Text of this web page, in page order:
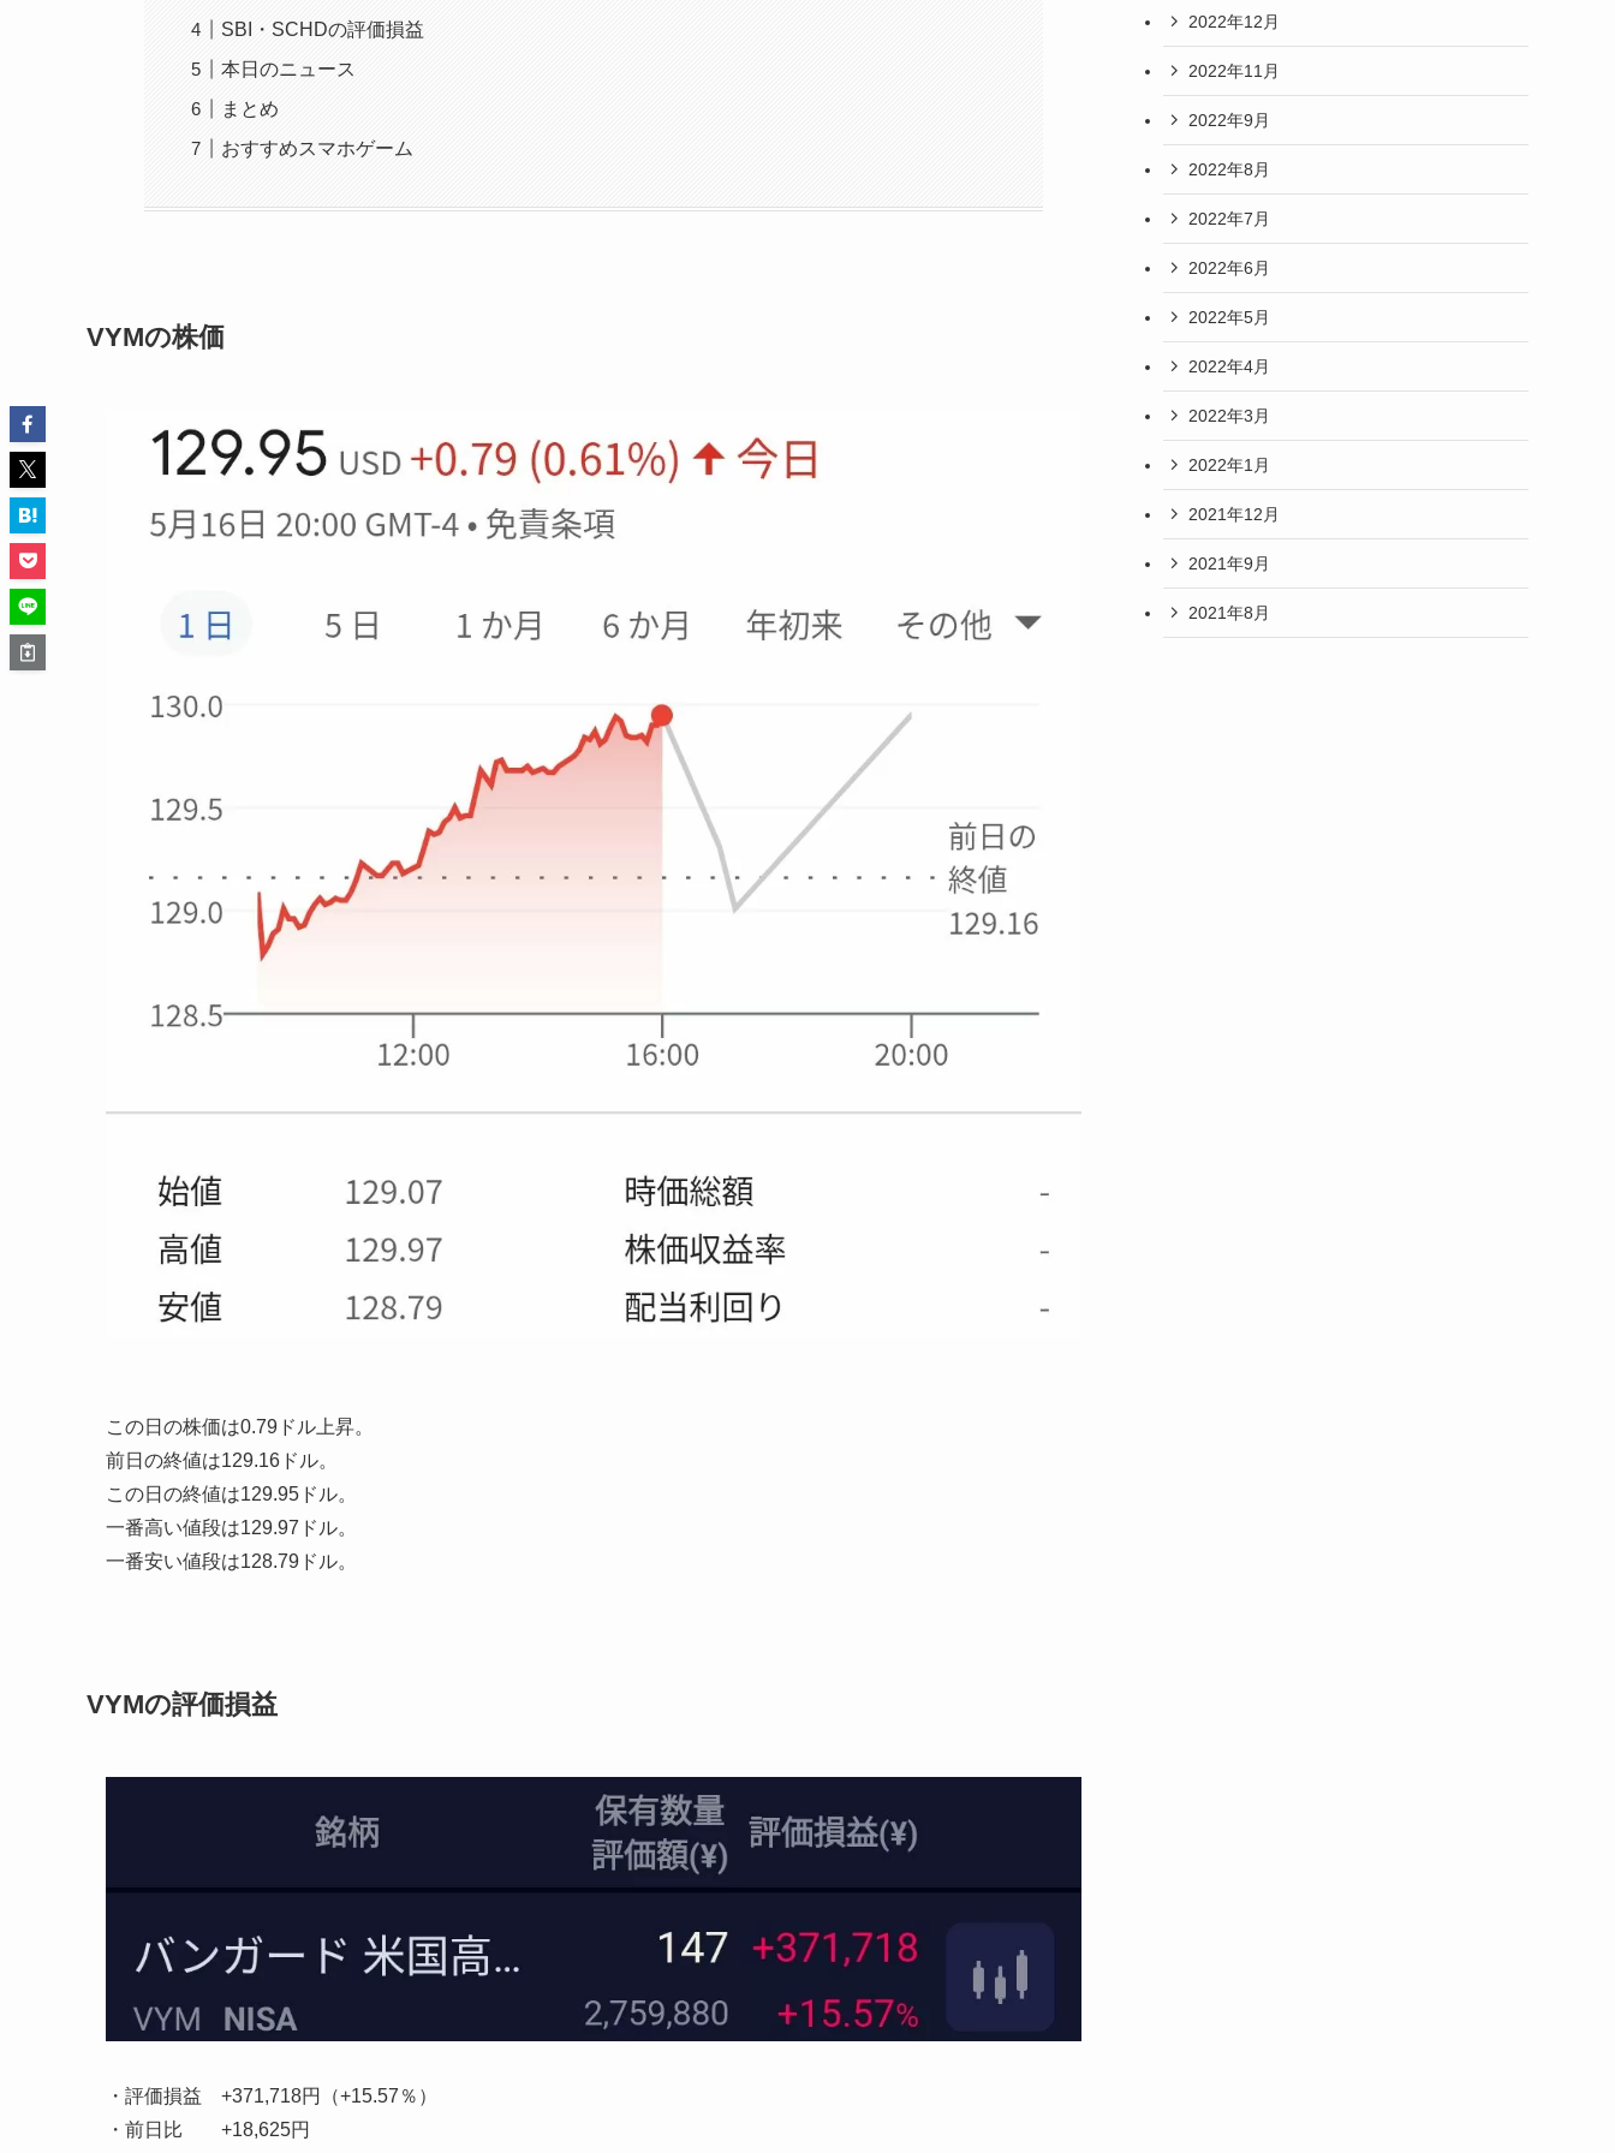
SBI・SCHDの評価損益
本日のニュース
まとめ
おすすめスマホゲーム
VYMの株価
この日の株価は0.79ドル上昇。
前日の終値は129.16ドル。
この日の終値は129.95ドル。
一番高い値段は129.97ドル。
一番安い値段は128.79ドル。
VYMの評価損益
・評価損益 +371,718円（+15.57％）
・前日比 +18,625円
2022年12月
2022年11月
2022年9月
2022年8月
2022年7月
2022年6月
2022年5月
2022年4月
2022年3月
2022年1月
2021年12月
2021年9月
2021年8月